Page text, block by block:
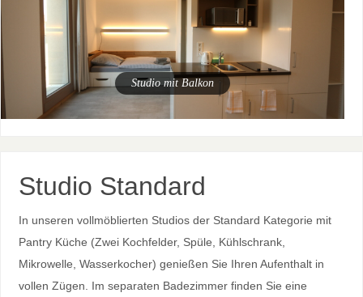
Studio mit Balkon
Studio Standard
In unseren vollmöblierten Studios der Standard Kategorie mit
Pantry Küche (Zwei Kochfelder, Spüle, Kühlschrank,
Mikrowelle, Wasserkocher) genießen Sie Ihren Aufenthalt in
vollen Zügen. Im separaten Badezimmer finden Sie eine